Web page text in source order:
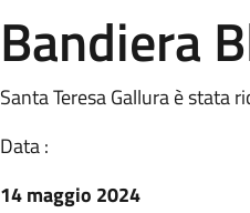
Bandiera
Santa Teresa Gallura è stata
Data :
14 maggio 2024